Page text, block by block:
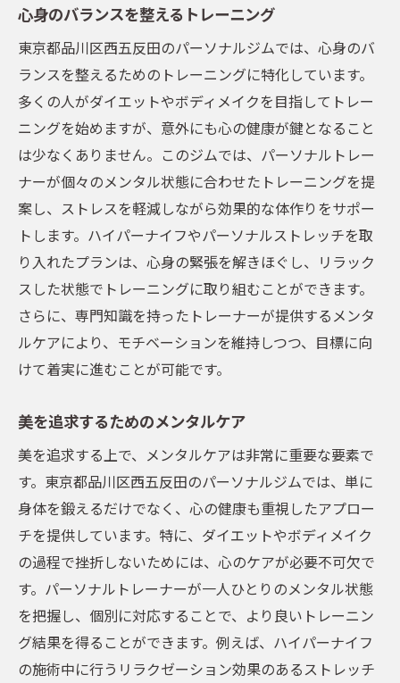
心身のバランスを整えるトレーニング
東京都品川区西五反田のパーソナルジムでは、心身のバ
ランスを整えるためのトレーニングに特化しています。
多くの人がダイエットやボディメイクを目指してトレー
ニングを始めますが、意外にも心の健康が鍵となること
は少なくありません。このジムでは、パーソナルトレー
ナーが個々のメンタル状態に合わせたトレーニングを提
案し、ストレスを軽減しながら効果的な体作りをサポー
トします。ハイパーナイフやパーソナルストレッチを取
り入れたプランは、心身の緊張を解きほぐし、リラック
スした状態でトレーニングに取り組むことができます。
さらに、専門知識を持ったトレーナーが提供するメンタ
ルケアにより、モチベーションを維持しつつ、目標に向
けて着実に進むことが可能です。
美を追求するためのメンタルケア
美を追求する上で、メンタルケアは非常に重要な要素で
す。東京都品川区西五反田のパーソナルジムでは、単に
身体を鍛えるだけでなく、心の健康も重視したアプロー
チを提供しています。特に、ダイエットやボディメイク
の過程で挫折しないためには、心のケアが必要不可欠で
す。パーソナルトレーナーが一人ひとりのメンタル状態
を把握し、個別に対応することで、より良いトレーニン
グ結果を得ることができます。例えば、ハイパーナイフ
の施術中に行うリラクゼーション効果のあるストレッチ